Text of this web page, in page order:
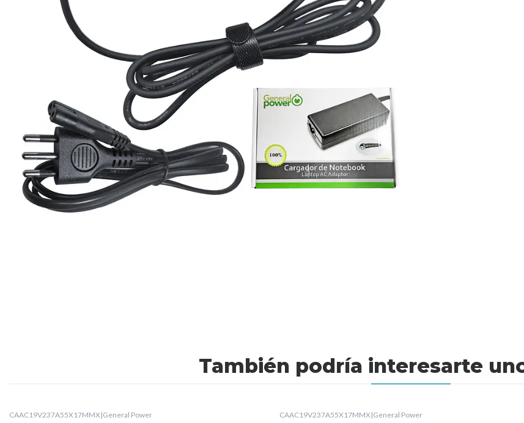
También podría interesarte
CAAC19V237A55X17MMX|General Power CAAC19V237A55X17MMX|General Power